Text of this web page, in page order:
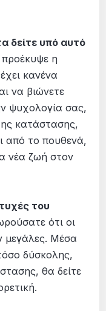
δείτε υπό αυτό
η
κανένα
να βιώνετε
ψυχολογία σας,
κατάστασης,
από το πουθενά,
νέα ζωή στον
του
ότι οι
μεγάλες. Μέσα
δύσκολης,
θα δείτε